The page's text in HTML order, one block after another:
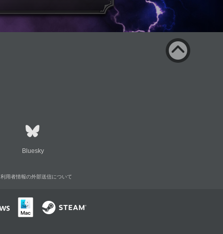
Bluesky
利用者情報の外部送信について